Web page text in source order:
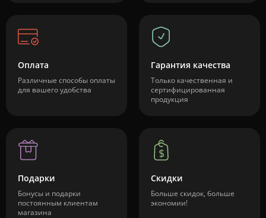
Оплата
Различные способы оплаты
для вашего удобства
Гарантия качества
Только качественная и
сертифицированная
продукция
Подарки
Бонусы и подарки
постоянным клиентам
магазина
Скидки
Больше скидок, больше
экономии!